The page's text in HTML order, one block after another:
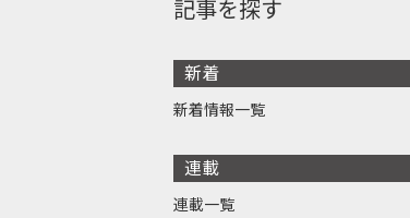
記事を探す
新着
新着情報一覧
連載
連載一覧